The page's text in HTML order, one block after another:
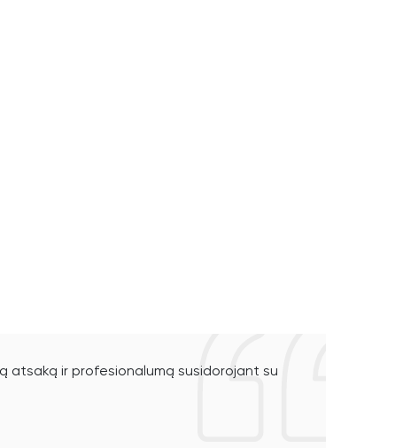
atsaką ir profesionalumą susidorojant su